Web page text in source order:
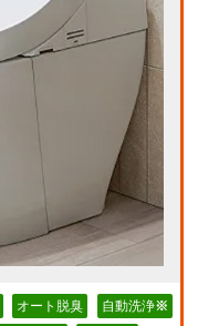
オート脱臭 自動洗浄※